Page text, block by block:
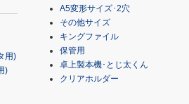
用)
)
A5変形サイズ･2穴
その他サイズ
キングファイル
保管用
卓上製本機･とじ太くん
クリアホルダー